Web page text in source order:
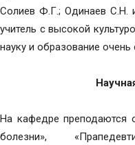
Солиев Ф.Г.; Одинаев С.Н.
учитель с высокой
науку и образование очень
На кафедре преподаются
болезни»,